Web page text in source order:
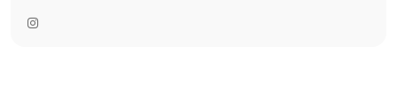
-------------------------------------------------